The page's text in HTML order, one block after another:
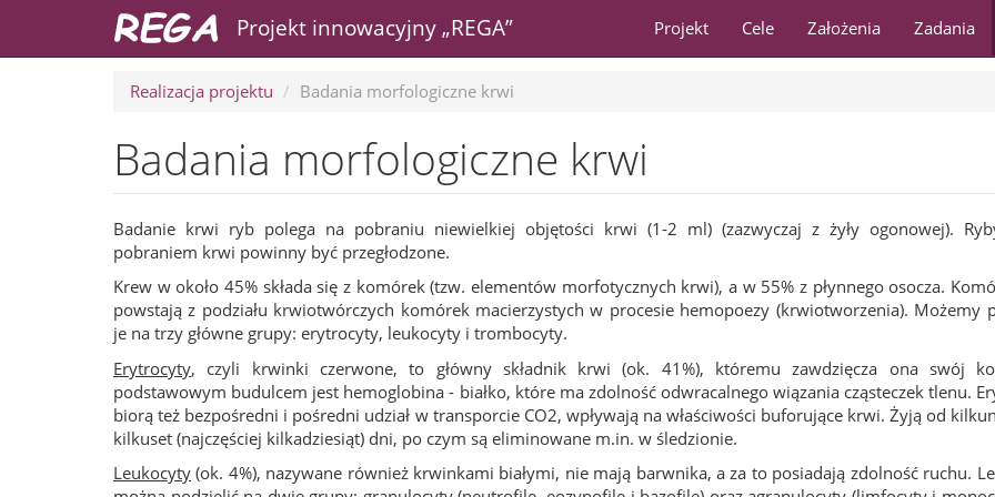
Projekt innowacyjny „REGA” Projekt Cele Założenia Zadania
Realizacja projektu Badania morfologiczne krwi
Badania morfologiczne krwi
Badanie krwi ryb polega na pobraniu niewielkiej objętości krwi (1-2 ml) (zazwyczaj z żyły ogonowej).
pobraniem krwi powinny być przegłodzone.
Krew w około 45% składa się z komórek (tzw. elementów morfotycznych krwi), a w 55% z płynnego osocza.
powstają z podziału krwiotwórczych komórek macierzystych w procesie hemopoezy (krwiotworzenia). Możemy
je na trzy główne grupy: erytrocyty, leukocyty i trombocyty.
Erytrocyty, czyli krwinki czerwone, to główny składnik krwi (ok. 41%), któremu zawdzięcza ona swój
podstawowym budulcem jest hemoglobina - białko, które ma zdolność odwracalnego wiązania cząsteczek tlenu.
biorą też bezpośredni i pośredni udział w transporcie CO2, wpływają na właściwości buforujące krwi. Żyją od
kilkuset (najczęściej kilkadziesiąt) dni, po czym są eliminowane m.in. w śledzionie.
Leukocyty (ok. 4%), nazywane również krwinkami białymi, nie mają barwnika, a za to posiadają zdolność ruchu.